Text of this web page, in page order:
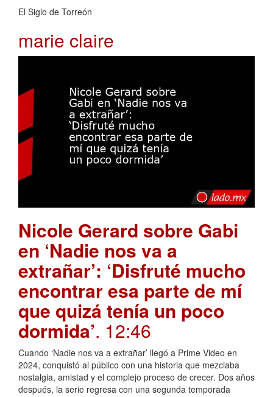
El Siglo de Torreón
marie claire
Nicole Gerard sobre Gabi
en ‘Nadie nos va a
extrañar’: ‘Disfruté mucho
encontrar esa parte de mí
que quizá tenía un poco
dormida’. 12:46
Cuando ‘Nadie nos va a extrañar’ llegó a Prime Video en
2024, conquistó al público con una historia que mezclaba
nostalgia, amistad y el complejo proceso de crecer. Dos años
después, la serie regresa con una segunda temporada